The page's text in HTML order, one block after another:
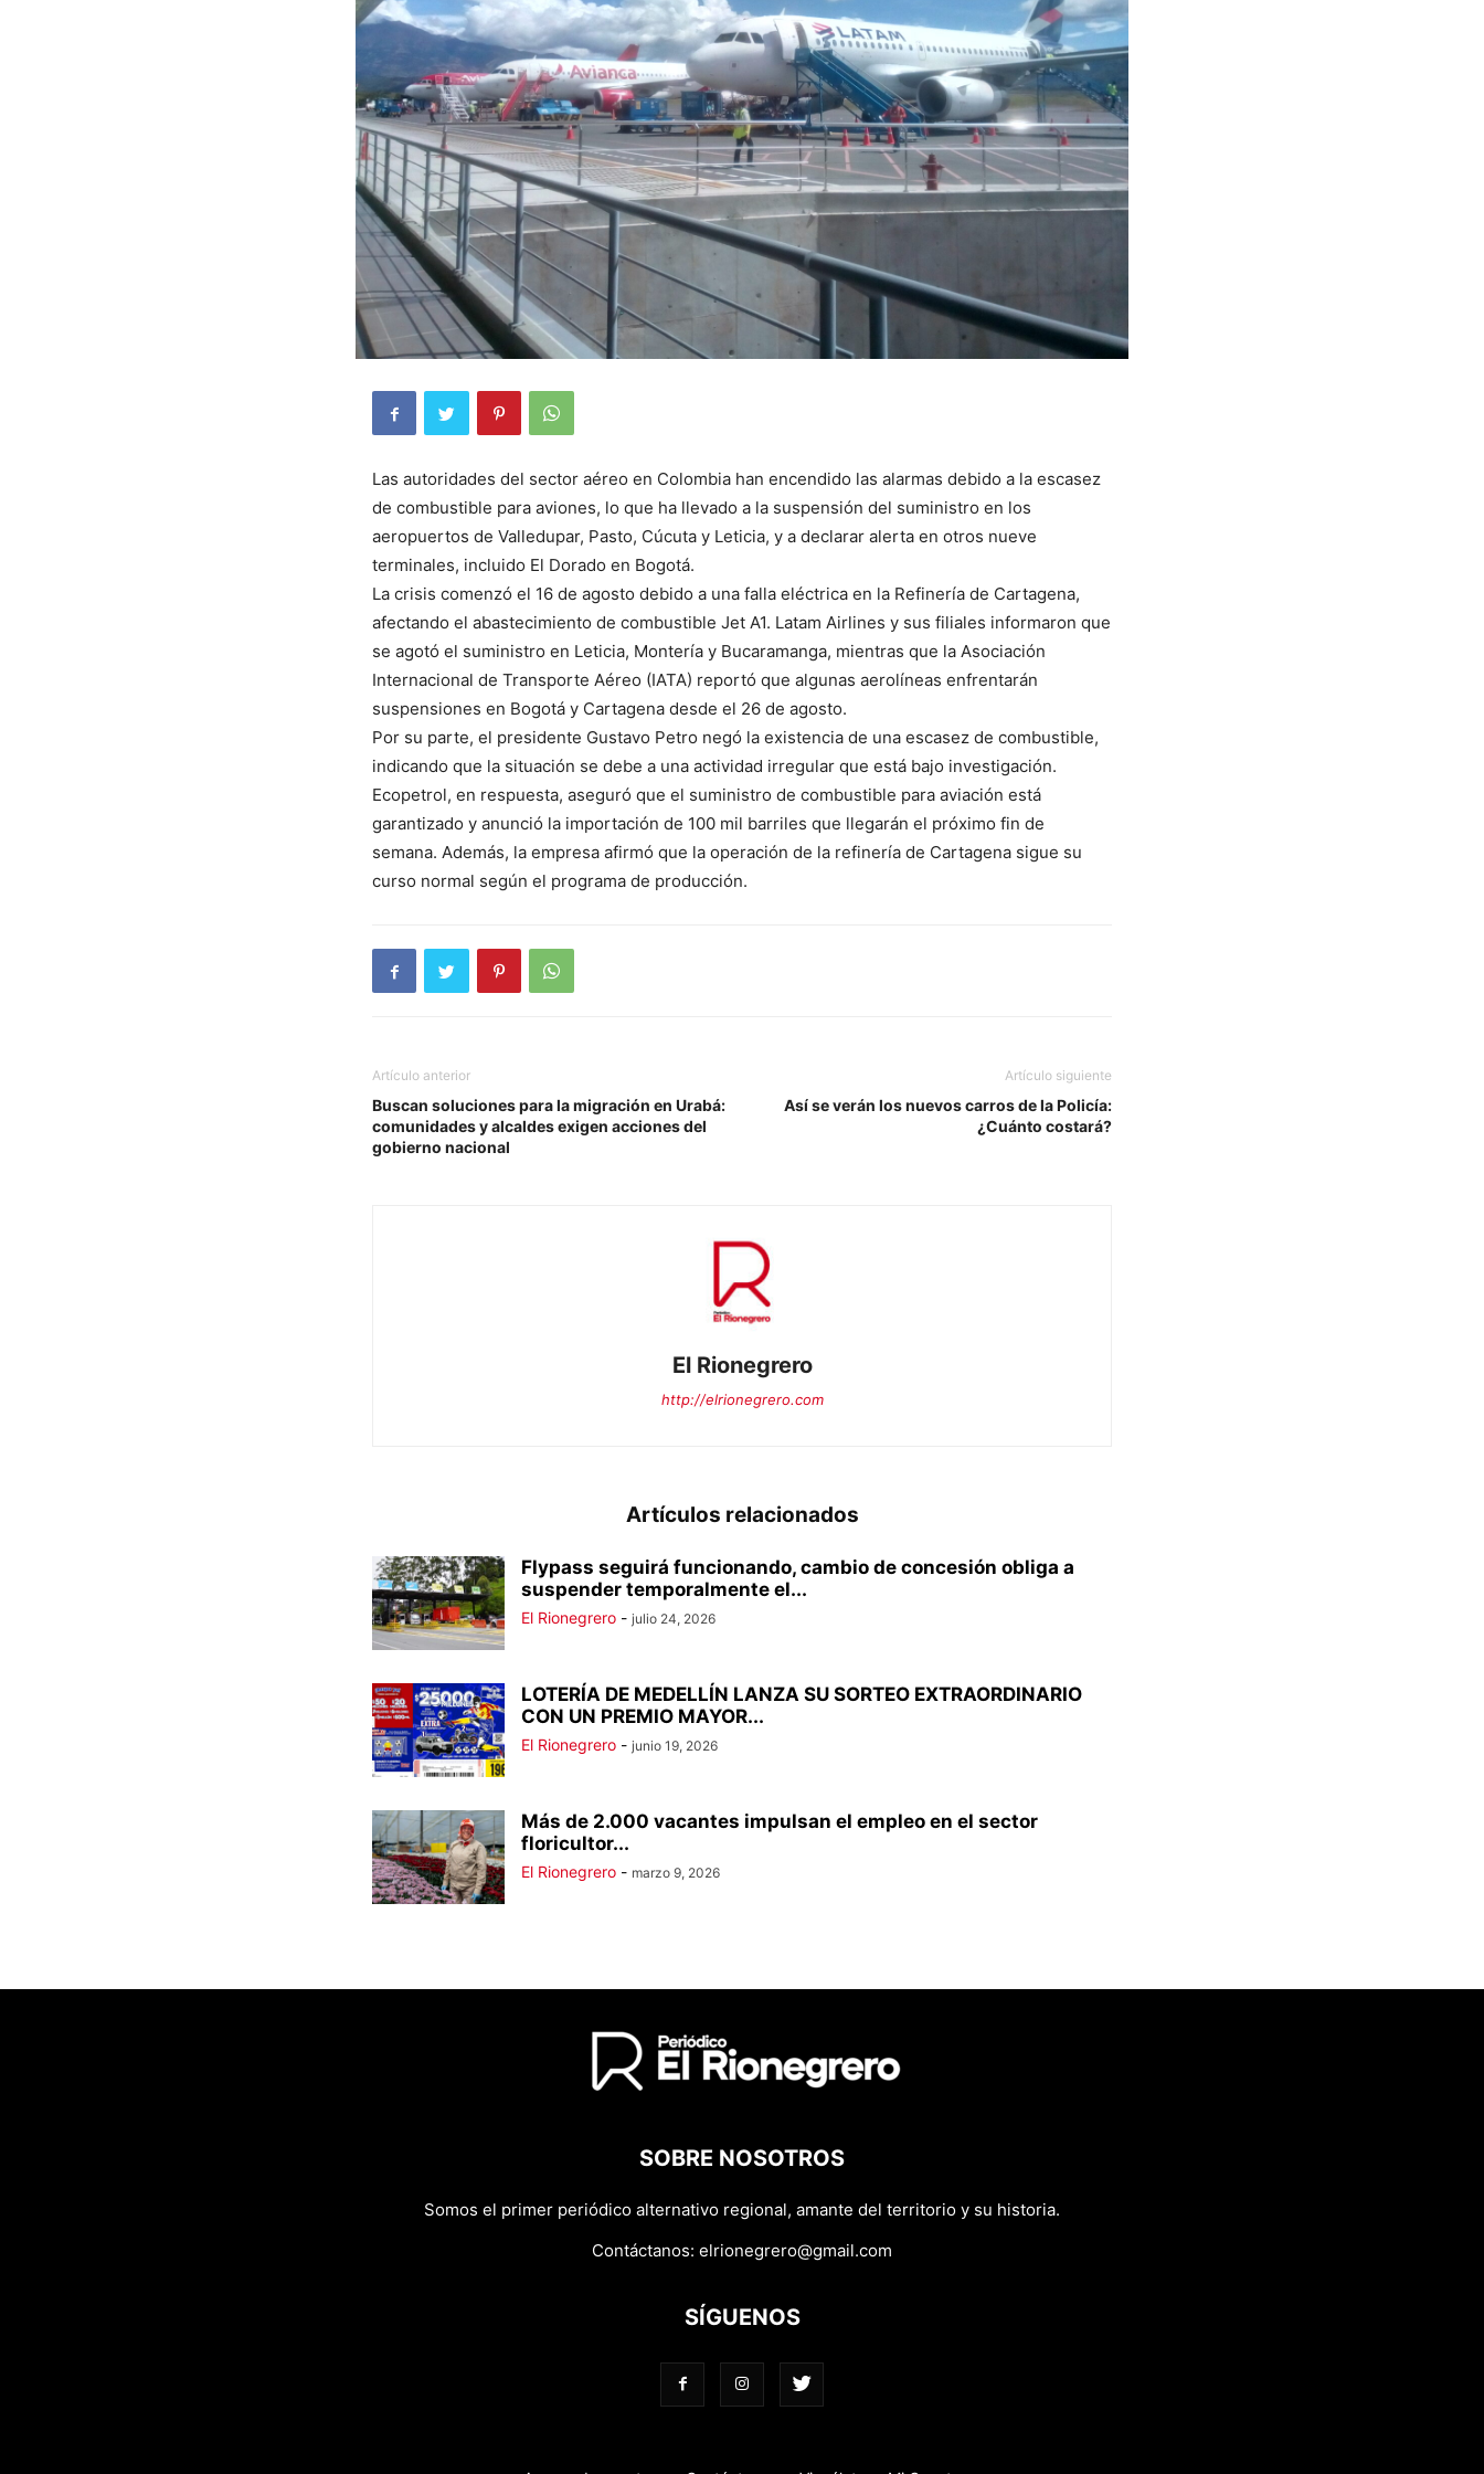
Las autoridades del sector aéreo en Colombia han encendido las alarmas debido a la escasez
de combustible para aviones, lo que ha llevado a la suspensión del suministro en los
aeropuertos de Valledupar, Pasto, Cúcuta y Leticia, y a declarar alerta en otros nueve
terminales, incluido El Dorado en Bogotá.
La crisis comenzó el 16 de agosto debido a una falla eléctrica en la Refinería de Cartagena,
afectando el abastecimiento de combustible Jet A1. Latam Airlines y sus filiales informaron que
se agotó el suministro en Leticia, Montería y Bucaramanga, mientras que la Asociación
Internacional de Transporte Aéreo (IATA) reportó que algunas aerolíneas enfrentarán
suspensiones en Bogotá y Cartagena desde el 26 de agosto.
Por su parte, el presidente Gustavo Petro negó la existencia de una escasez de combustible,
indicando que la situación se debe a una actividad irregular que está bajo investigación.
Ecopetrol, en respuesta, aseguró que el suministro de combustible para aviación está
garantizado y anunció la importación de 100 mil barriles que llegarán el próximo fin de
semana. Además, la empresa afirmó que la operación de la refinería de Cartagena sigue su
curso normal según el programa de producción.
Artículo anterior
Buscan soluciones para la migración en Urabá:
comunidades y alcaldes exigen acciones del
gobierno nacional
Artículo siguiente
Así se verán los nuevos carros de la Policía:
¿Cuánto costará?
El Rionegrero
http://elrionegrero.com
Artículos relacionados
Flypass seguirá funcionando, cambio de concesión obliga a
suspender temporalmente el...
El Rionegrero - julio 24, 2026
LOTERÍA DE MEDELLÍN LANZA SU SORTEO EXTRAORDINARIO
CON UN PREMIO MAYOR...
El Rionegrero - junio 19, 2026
Más de 2.000 vacantes impulsan el empleo en el sector
floricultor...
El Rionegrero - marzo 9, 2026
SOBRE NOSOTROS
Somos el primer periódico alternativo regional, amante del territorio y su historia.
Contáctanos: elrionegrero@gmail.com
SÍGUENOS